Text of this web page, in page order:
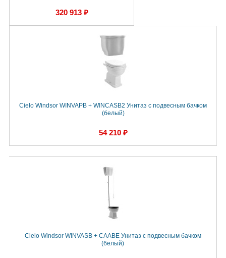
320 913 ₽
Cielo Windsor WINVAPB + WINCASB2 Унитаз с подвесным бачком
(белый)
54 210 ₽
Cielo Windsor WINVASB + CAABE Унитаз с подвесным бачком
(белый)